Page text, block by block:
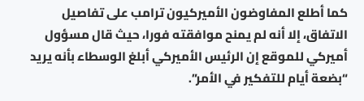
كما أطلع المفاوضون الأميركيون ترامب على تفاصيل
الاتفاق، إلا أنه لم يمنح موافقته فورا، حيث قال مسؤول
أميركي للموقع إن الرئيس الأميركي أبلغ الوسطاء بأنه يريد
“بضعة أيام للتفكير في الأمر”.